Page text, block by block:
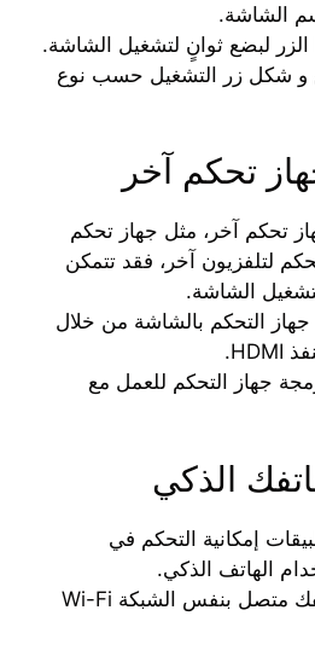
الشاشة.
لبضع ثوانٍ لتشغيل الشاشة.
و شكل زر التشغيل حسب نوع
تحكم آخر، مثل جهاز تحكم
لتلفزيون آخر، فقد تتمكن
الشاشة.
التحكم بالشاشة من خلال
جهاز التحكم للعمل مع
إمكانية التحكم في
الهاتف الذكي.
تأكد من أن هاتفك متصل بنفس الشبكة Wi-Fi